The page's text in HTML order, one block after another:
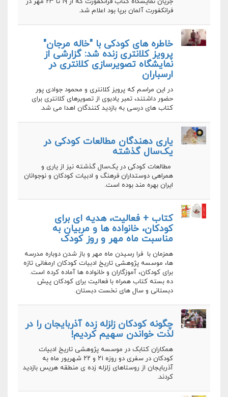
فرانکفورت آلمان برپا بود اعلام شد.
خاطره های کودکی با "خاله مرجان"
پرویز کلانتری زنده شد: گزارشی از
نمایشگاه تصویرسازی کلانتری در
ارسباران
در این مراسم که پرویز کلانتری و محمود جوادی پور
حضور داشتند، تمبر یادبوی از تصویرهای کلانتری برای
کتاب های درسی به بازدید کنندگان اهدا می شد.
یاری دهندگان مطالعات کودکی در
یک‌سال گذشته
مطالعات کودکی در یک‌سال گذشته نیز از یاری و
همراهی دوستداران فرهنگ و ادبیات کودکان و نوجوانان
ایران بهره مند بوده است.
کتاب + فعالیت، هدیه ای برای
کودکان، خانواده ها و مربیان به
مناسبت ماه مهر و روز کودک
همزمان با فرا رسیدن ماه مهر و باز شدن دوباره مدرسه
ها، موسسه پژوهشی تاریخ ادبیات کودکان ارمغانی تازه
برای کودکان، آموزگاران و خانواده ها آماده کرده است.
ده بسته کتاب همراه با فعالیت برای کودکان پیش
دبستانی و سال های نخست دبستان.
چگونه کودکان زلزله زده آذربایجان را در
لذت خواندن سهیم کردیم!
همکاران کتابک در موسسه پژوهشی تاریخ ادبیات
کودکان در سفری دو روزه ۲۱ و ۲۲ شهریور ماه به
آذربایجان از روستاهای زلزله زده ی منطقه هریس بازدید
کردند.